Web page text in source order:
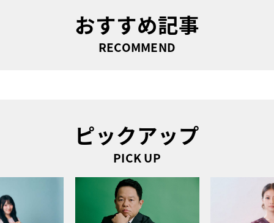
おすすめ記事
RECOMMEND
ピックアップ
PICK UP